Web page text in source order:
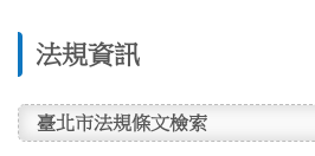
法規資訊
臺北市法規條文檢索